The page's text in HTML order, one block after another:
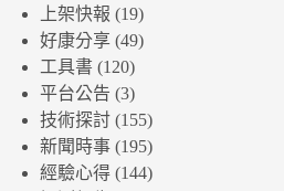
上架快報 (19)
好康分享 (49)
工具書 (120)
平台公告 (3)
技術探討 (155)
新聞時事 (195)
經驗心得 (144)